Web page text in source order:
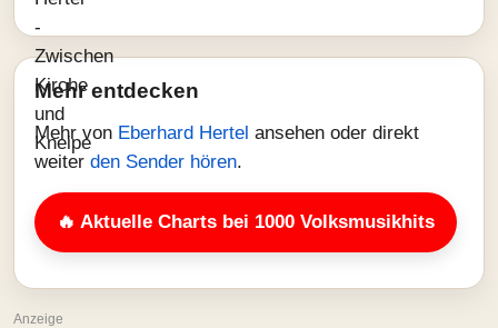
Mehr entdecken
Mehr von Eberhard Hertel ansehen oder direkt
weiter den Sender hören.
🔥 Aktuelle Charts bei 1000 Volksmusikhits
Anzeige